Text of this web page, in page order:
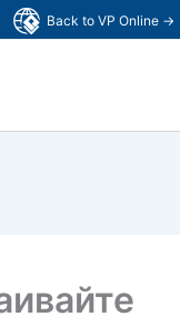
Back to VP Online →